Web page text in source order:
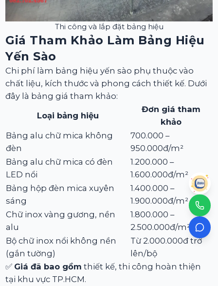
Thi công và lắp đặt bảng hiệu
Giá Tham Khảo Làm Bảng Hiệu
Yến Sào
Chi phí làm bảng hiệu yến sào phụ thuộc vào
chất liệu, kích thước và phong cách thiết kế. Dưới
đây là bảng giá tham khảo:
Loại bảng hiệu
Đơn giá tham
khảo
Bảng alu chữ mica không
đèn
700.000 –
950.000đ/m²
Bảng alu chữ mica có đèn
LED nổi
1.200.000 –
1.600.000đ/m²
Bảng hộp đèn mica xuyên
sáng
1.400.000 –
1.900.000đ/m²
Chữ inox vàng gương, nền
alu
1.800.000 –
2.500.000đ/m²
Bộ chữ inox nổi không nền
(gắn tường)
Từ 2.000.000đ trở
lên/bộ
✅ Giá đã bao gồm thiết kế, thi công hoàn thiện
tại khu vực TP.HCM.